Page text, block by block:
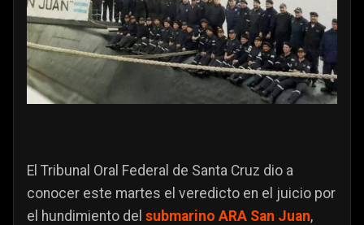
El Tribunal Oral Federal de Santa Cruz dio a
conocer este martes el veredicto en el juicio por
el hundimiento del submarino ARA San Juan,